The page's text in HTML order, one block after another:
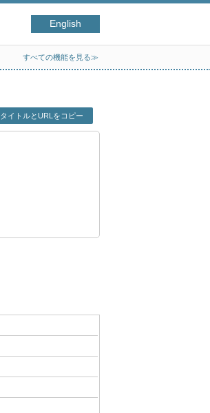
English
すべての機能を見る≫
タイトルとURLをコピー